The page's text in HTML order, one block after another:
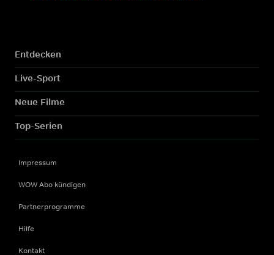
Entdecken
Live-Sport
Neue Filme
Top-Serien
Impressum
WOW Abo kündigen
Partnerprogramme
Hilfe
Kontakt